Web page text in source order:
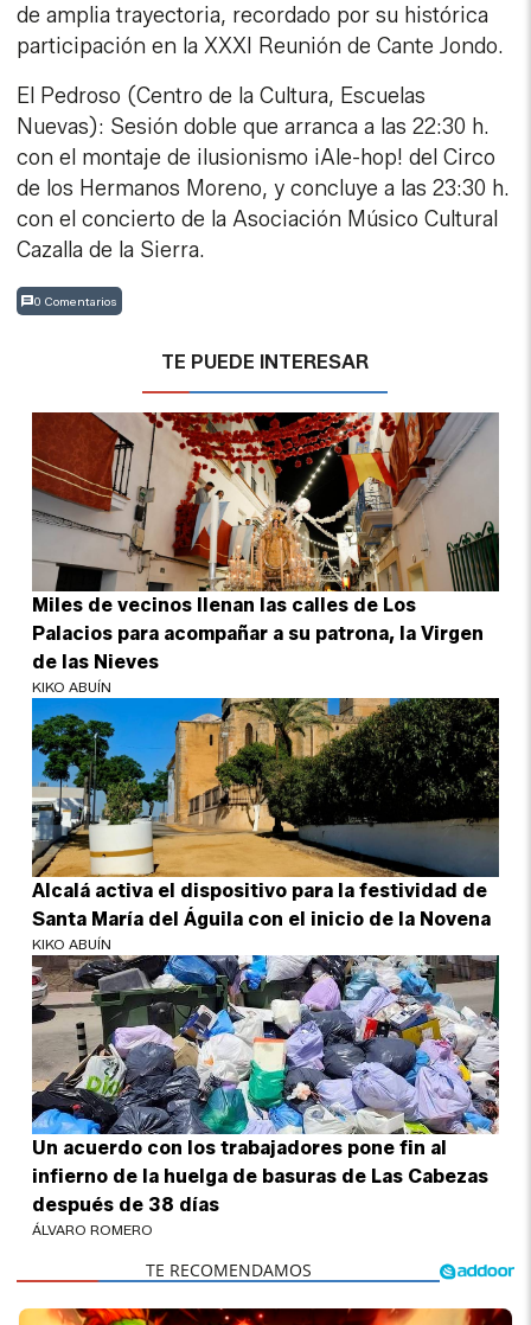
de amplia trayectoria, recordado por su histórica
participación en la XXXI Reunión de Cante Jondo.
El Pedroso (Centro de la Cultura, Escuelas
Nuevas): Sesión doble que arranca a las 22:30 h.
con el montaje de ilusionismo ¡Ale-hop! del Circo
de los Hermanos Moreno, y concluye a las 23:30 h.
con el concierto de la Asociación Músico Cultural
Cazalla de la Sierra.
0 Comentarios
TE PUEDE INTERESAR
Miles de vecinos llenan las calles de Los
Palacios para acompañar a su patrona, la Virgen
de las Nieves
KIKO ABUÍN
Alcalá activa el dispositivo para la festividad de
Santa María del Águila con el inicio de la Novena
KIKO ABUÍN
Un acuerdo con los trabajadores pone fin al
infierno de la huelga de basuras de Las Cabezas
después de 38 días
ÁLVARO ROMERO